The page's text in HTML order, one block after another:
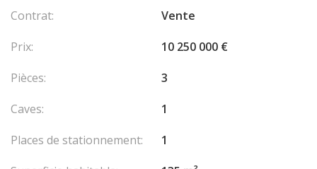
Contrat:
Vente
Prix:
10 250 000 €
Pièces:
3
Caves:
1
Places de stationnement:
1